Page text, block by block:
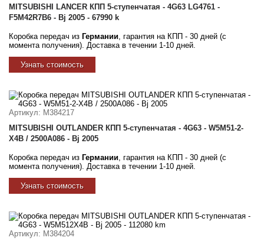
MITSUBISHI LANCER КПП 5-ступенчатая - 4G63 LG4761 -
F5M42R7B6 - Bj 2005 - 67990 k
Коробка передач из Германии, гарантия на КПП - 30 дней (с
момента получения). Доставка в течении 1-10 дней.
Узнать стоимость
Артикул: M384217
MITSUBISHI OUTLANDER КПП 5-ступенчатая - 4G63 - W5M51-2-
X4B / 2500A086 - Bj 2005
Коробка передач из Германии, гарантия на КПП - 30 дней (с
момента получения). Доставка в течении 1-10 дней.
Узнать стоимость
Артикул: M384204